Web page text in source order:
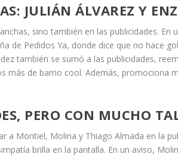
JULIÁN ÁLVAREZ Y
sino también en las publicidades.
de Pedidos Ya, donde dice que no hace
también se sumó a las publicidades,
más de barrio cool. Además, promociona
PERO CON MUCHO
a Montiel, Molina y Thiago Almada en la
brilla en la pantalla. En un aviso,